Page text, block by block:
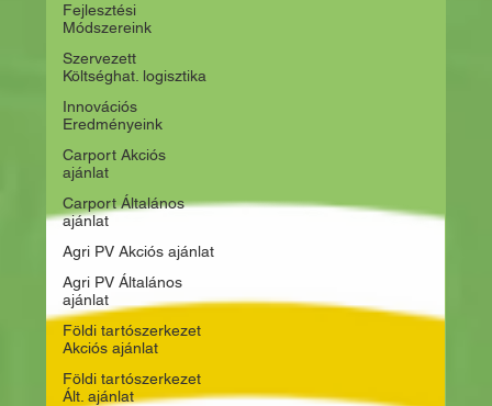
Fejlesztési
Módszereink
Szervezett
Költséghat. logisztika
Innovációs
Eredményeink
Carport Akciós
ajánlat
Carport Általános
ajánlat
Agri PV Akciós ajánlat
Agri PV Általános
ajánlat
Földi tartószerkezet
Akciós ajánlat
Földi tartószerkezet
Ált. ajánlat